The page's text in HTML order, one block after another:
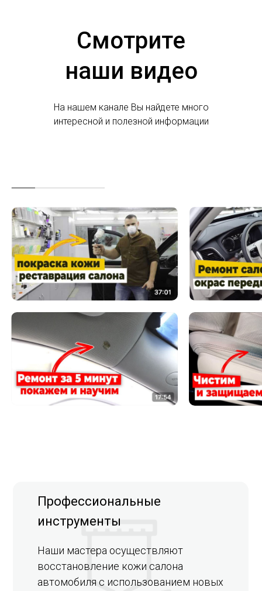
Смотрите
наши видео
На нашем канале Вы найдете много
интересной и полезной информации
Профессиональные
инструменты
Наши мастера осуществляют
восстановление кожи салона
автомобиля с использованием новых